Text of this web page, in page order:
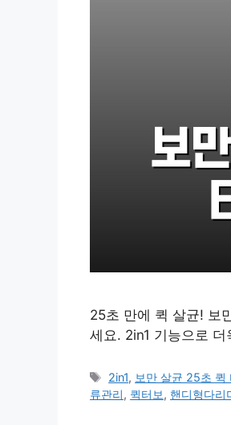
25초 만에 퀵 살균! 보
세요. 2in1 기능으로
태
그
2in1, 보만 살균 25초 퀵
류관리, 퀵터보, 핸디형다리